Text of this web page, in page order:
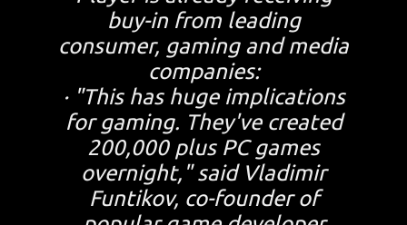
buy-in from leading
consumer, gaming and media
companies:
· "This has huge implications
for gaming. They've created
200,000 plus PC games
overnight," said Vladimir
Funtikov, co-founder of